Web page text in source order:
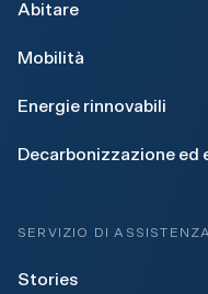
Abitare
Mobilità
Energie rinnovabili
Decarbonizzazione
SERVIZIO DI ASSISTENZA
Stories